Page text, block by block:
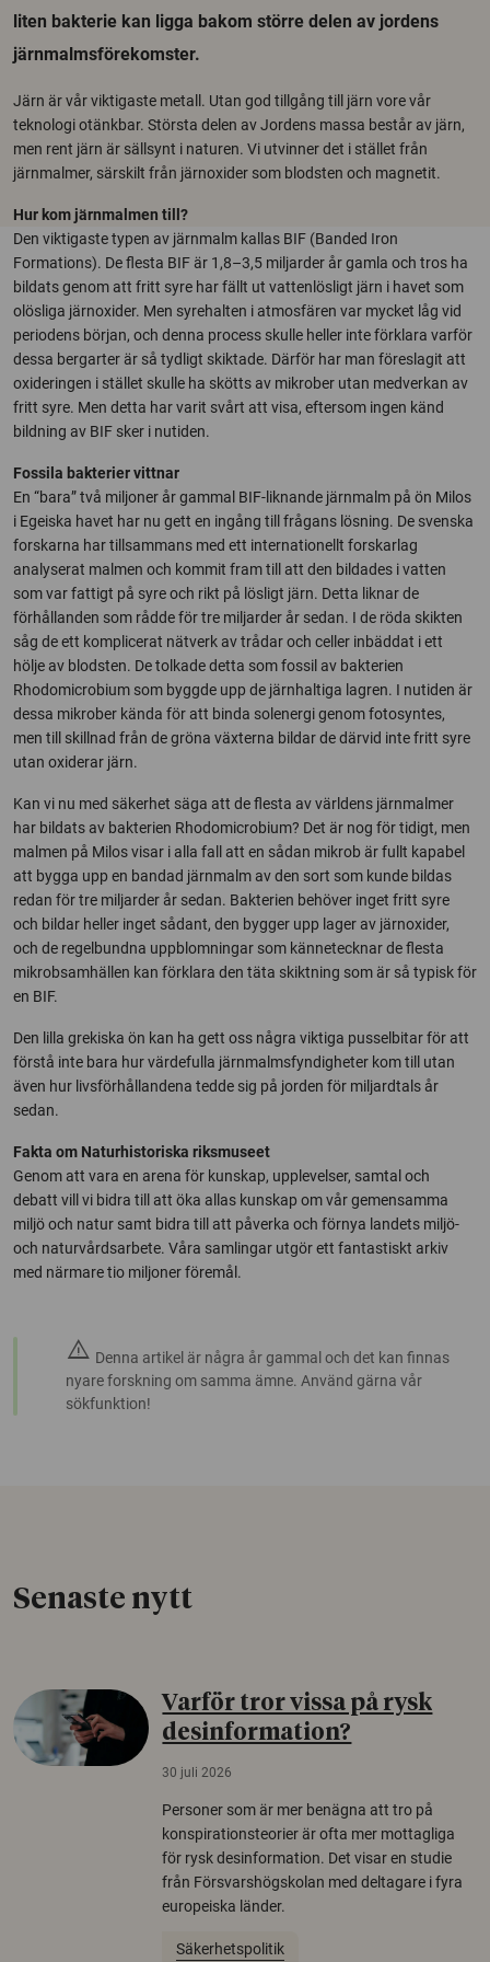
liten bakterie kan ligga bakom större delen av jordens
järnmalmsförekomster.
Järn är vår viktigaste metall. Utan god tillgång till järn vore vår
teknologi otänkbar. Största delen av Jordens massa består av järn,
men rent järn är sällsynt i naturen. Vi utvinner det i stället från
järnmalmer, särskilt från järnoxider som blodsten och magnetit.
Hur kom järnmalmen till?
Den viktigaste typen av järnmalm kallas BIF (Banded Iron
Formations). De flesta BIF är 1,8–3,5 miljarder år gamla och tros ha
bildats genom att fritt syre har fällt ut vattenlösligt järn i havet som
olösliga järnoxider. Men syrehalten i atmosfären var mycket låg vid
periodens början, och denna process skulle heller inte förklara varför
dessa bergarter är så tydligt skiktade. Därför har man föreslagit att
oxideringen i stället skulle ha skötts av mikrober utan medverkan av
fritt syre. Men detta har varit svårt att visa, eftersom ingen känd
bildning av BIF sker i nutiden.
Fossila bakterier vittnar
En “bara” två miljoner år gammal BIF-liknande järnmalm på ön Milos
i Egeiska havet har nu gett en ingång till frågans lösning. De svenska
forskarna har tillsammans med ett internationellt forskarlag
analyserat malmen och kommit fram till att den bildades i vatten
som var fattigt på syre och rikt på lösligt järn. Detta liknar de
förhållanden som rådde för tre miljarder år sedan. I de röda skikten
såg de ett komplicerat nätverk av trådar och celler inbäddat i ett
hölje av blodsten. De tolkade detta som fossil av bakterien
Rhodomicrobium som byggde upp de järnhaltiga lagren. I nutiden är
dessa mikrober kända för att binda solenergi genom fotosyntes,
men till skillnad från de gröna växterna bildar de därvid inte fritt syre
utan oxiderar järn.
Kan vi nu med säkerhet säga att de flesta av världens järnmalmer
har bildats av bakterien Rhodomicrobium? Det är nog för tidigt, men
malmen på Milos visar i alla fall att en sådan mikrob är fullt kapabel
att bygga upp en bandad järnmalm av den sort som kunde bildas
redan för tre miljarder år sedan. Bakterien behöver inget fritt syre
och bildar heller inget sådant, den bygger upp lager av järnoxider,
och de regelbundna uppblomningar som kännetecknar de flesta
mikrobsamhällen kan förklara den täta skiktning som är så typisk för
en BIF.
Den lilla grekiska ön kan ha gett oss några viktiga pusselbitar för att
förstå inte bara hur värdefulla järnmalmsfyndigheter kom till utan
även hur livsförhållandena tedde sig på jorden för miljardtals år
sedan.
Fakta om Naturhistoriska riksmuseet
Genom att vara en arena för kunskap, upplevelser, samtal och
debatt vill vi bidra till att öka allas kunskap om vår gemensamma
miljö och natur samt bidra till att påverka och förnya landets miljö-
och naturvårdsarbete. Våra samlingar utgör ett fantastiskt arkiv
med närmare tio miljoner föremål.
warning Denna artikel är några år gammal och det kan finnas
nyare forskning om samma ämne. Använd gärna vår
sökfunktion!
Senaste nytt
Varför tror vissa på rysk
desinformation?
30 juli 2026
Personer som är mer benägna att tro på
konspirationsteorier är ofta mer mottagliga
för rysk desinformation. Det visar en studie
från Försvarshögskolan med deltagare i fyra
europeiska länder.
Säkerhetspolitik